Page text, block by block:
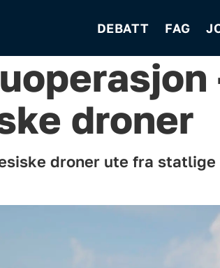
DEBATT FAG
droner
droner ute fra